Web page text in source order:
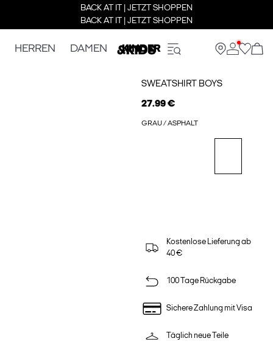
BACK AT IT | JETZT SHOPPEN
BACK AT IT | JETZT SHOPPEN
HERREN DAMEN KINDER
SWEATSHIRT BOYS
27.99 €
GRAU / ASPHALT
Kostenlose Lieferung ab
40 €
100 Tage Rückgabe
Sichere Zahlung mit Visa
Täglich neue Teile